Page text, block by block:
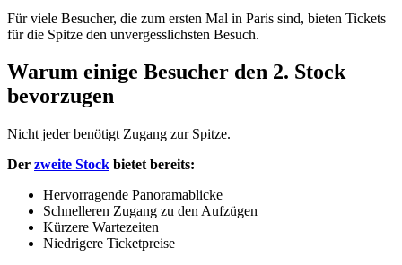
Für viele Besucher, die zum ersten Mal in Paris sind, bieten Tickets
für die Spitze den unvergesslichsten Besuch.
Warum einige Besucher den 2. Stock
bevorzugen
Nicht jeder benötigt Zugang zur Spitze.
Der zweite Stock bietet bereits:
Hervorragende Panoramablicke
Schnelleren Zugang zu den Aufzügen
Kürzere Wartezeiten
Niedrigere Ticketpreise